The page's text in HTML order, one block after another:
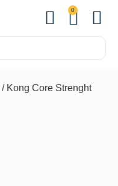
0
/ Kong Core Strenght